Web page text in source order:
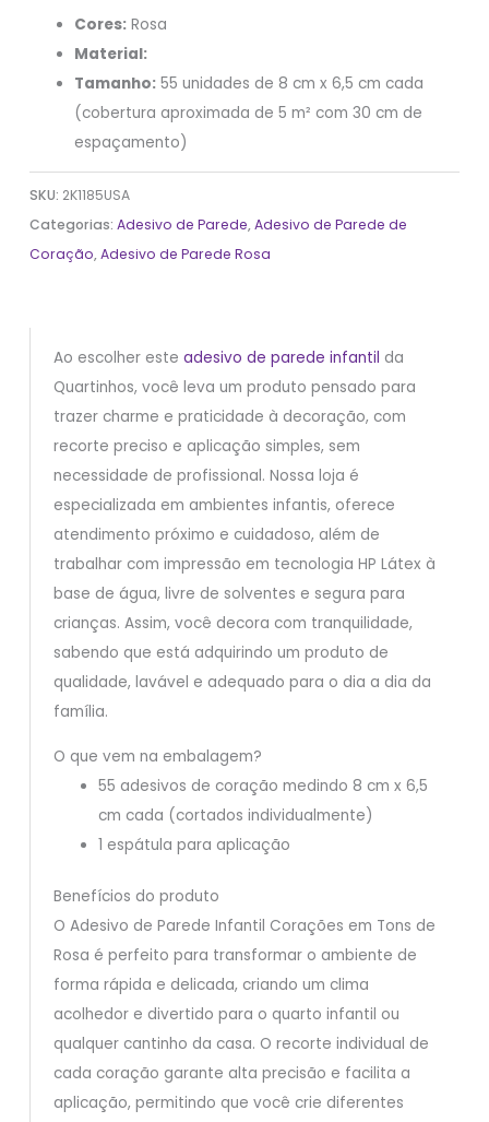
Cores: Rosa
Material:
Tamanho: 55 unidades de 8 cm x 6,5 cm cada
(cobertura aproximada de 5 m² com 30 cm de
espaçamento)
SKU: 2K1185USA
Categorias:Adesivo de Parede,Adesivo de Parede de
Coração,Adesivo de Parede Rosa
Ao escolher este adesivo de parede infantil da
Quartinhos, você leva um produto pensado para
trazer charme e praticidade à decoração, com
recorte preciso e aplicação simples, sem
necessidade de profissional. Nossa loja é
especializada em ambientes infantis, oferece
atendimento próximo e cuidadoso, além de
trabalhar com impressão em tecnologia HP Látex à
base de água, livre de solventes e segura para
crianças. Assim, você decora com tranquilidade,
sabendo que está adquirindo um produto de
qualidade, lavável e adequado para o dia a dia da
família.
O que vem na embalagem?
55 adesivos de coração medindo 8 cm x 6,5
cm cada (cortados individualmente)
1 espátula para aplicação
Benefícios do produto
O Adesivo de Parede Infantil Corações em Tons de
Rosa é perfeito para transformar o ambiente de
forma rápida e delicada, criando um clima
acolhedor e divertido para o quarto infantil ou
qualquer cantinho da casa. O recorte individual de
cada coração garante alta precisão e facilita a
aplicação, permitindo que você crie diferentes